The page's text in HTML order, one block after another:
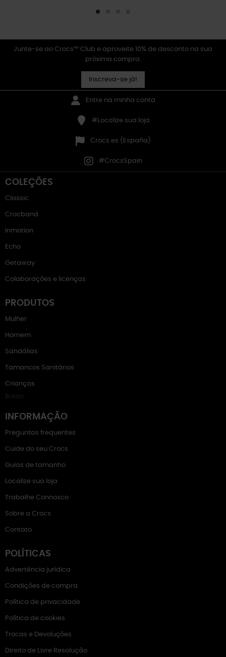
Junte-se ao Crocs™ Club e aproveite 10% de desconto na sua
próxima compra.
Inscreva-se já!
Entre na minha conta
#Localize sua loja
Crocs.es (España)
#CrocsSpain
COLEÇÕES
Classic
Crocband
Inmotion
Echo
Getaway
Colaborações e licenças
PRODUTOS
Mulher
Homem
Sandálias
Tamancos Sanitários
Crianças
Botas
INFORMAÇÃO
Preguntas frequentes
Cuide do seu Crocs
Guias de tamanho
Localize sua loja
Trabalhe Connosco
Sobre a Crocs
Contato
POLÍTICAS
Advertência jurídica
Condições de compra
Política de privacidade
Política de cookies
Trocas e Devoluções
Direito de Livre Resolução